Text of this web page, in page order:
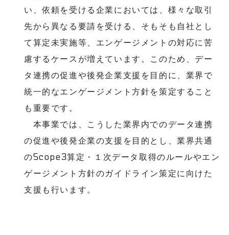
い、依頼を受ける企業においては、様々な取引
先から異なる要請を受ける、そもそも自社とし
て算定未実施等、エンゲージメントの対応に苦
慮するケースが増えています。このため、デー
タ連携の促進や後発企業支援を目的に、業界で
統一的なエンゲージメント方針を策定すること
も重要です。
本事業では、こうした業界内でのデータ連携
の促進や後発企業の支援を目的とし、業界共通
のScope3算定・１次データ取得のルールやエン
ゲージメント方針のガイドライン策定に向けた
支援も行います。